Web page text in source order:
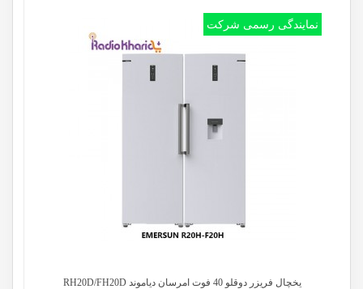
نمایندگی رسمی شرکت
یخچال فریزر دوقلو 40 فوت امرسان دیاموند RH20D/FH20D